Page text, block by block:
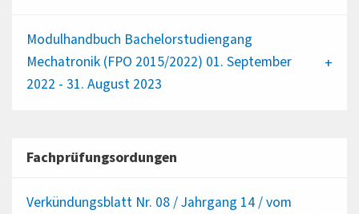
Modulhandbuch Bachelorstudiengang
Mechatronik (FPO 2015/2022) 01. September
2022 - 31. August 2023
Fachprüfungsordungen
Verkündungsblatt Nr. 08 / Jahrgang 14 / vom